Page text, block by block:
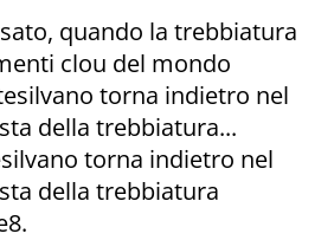
quando la trebbiatura
clou del mondo
torna indietro nel
della trebbiatura...
torna indietro nel
della trebbiatura